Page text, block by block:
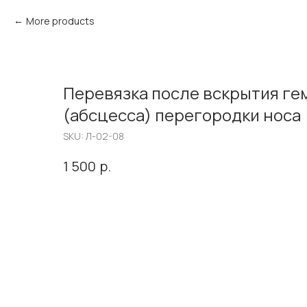
More products
Перевязка после вскрытия
(абсцесса) перегородки носа
SKU: Л-02-08
1 500 р.